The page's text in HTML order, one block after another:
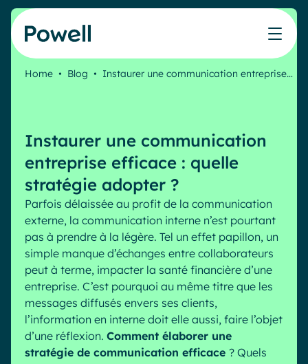
Skip to content
Communication interne
Ressources Humaines
Industries
Service public
Pharma & Santé
Banque & Finance
Industrie
ProduitsPowell Governance
Les cas d'usage
Communication interne
Knowledge Management
Engagement employés
Plateforme connectée
IA Digital Workplace augmentée
Hub digital
Partenaires
Microsoft x Powell = ♡
Partenaire Microsoft
Partenaire Bleu
Tarification
Nos clients
Notre accompagnement
Resources
Évaluer mon intranet
Blog
Evénements
Webinaires
Livres blancs
Home • Blog • Instaurer une communication entreprise…
Instaurer une communication
entreprise efficace : quelle
stratégie adopter ?
Parfois délaissée au profit de la communication
externe, la communication interne n’est pourtant
pas à prendre à la légère. Tel un effet papillon, un
simple manque d’échanges entre collaborateurs
peut à terme, impacter la santé financière d’une
entreprise. C’est pourquoi au même titre que les
messages diffusés envers ses clients,
l’information en interne doit elle aussi, faire l’objet
d’une réflexion. Comment élaborer une
stratégie de communication efficace ? Quels